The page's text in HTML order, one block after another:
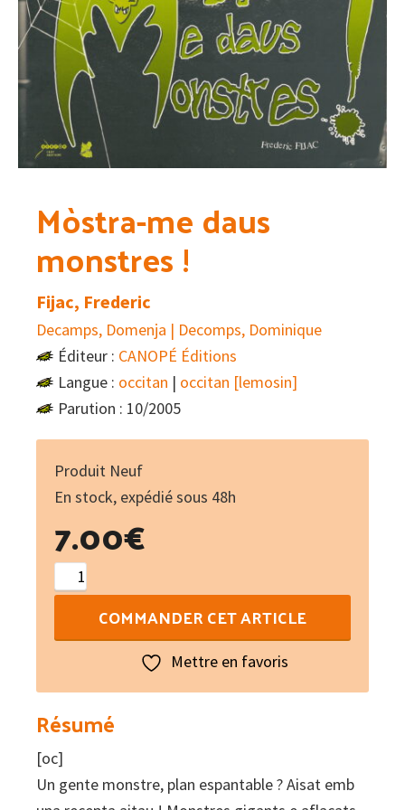
Mòstra-me daus
monstres !
Fijac, Frederic
Decamps, Domenja | Decomps, Dominique
Éditeur : CANOPÉ Éditions
Langue : occitan | occitan [lemosin]
Parution : 10/2005
Produit Neuf
En stock, expédié sous 48h
7.00€
quantité
de
Mòstra-
!
COMMANDER CET ARTICLE
Mettre en favoris
Résumé
[oc]
Un gente monstre, plan espantable ? Aisat emb